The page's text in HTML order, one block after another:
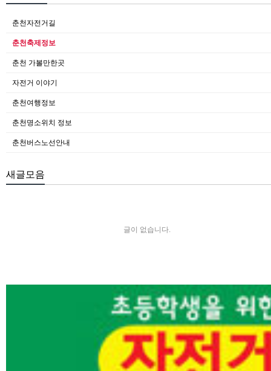
춘천자전거길
춘천축제정보
춘천 가볼만한곳
자전거 이야기
춘천여행정보
춘천명소위치 정보
춘천버스노선안내
새글모음
글이 없습니다.